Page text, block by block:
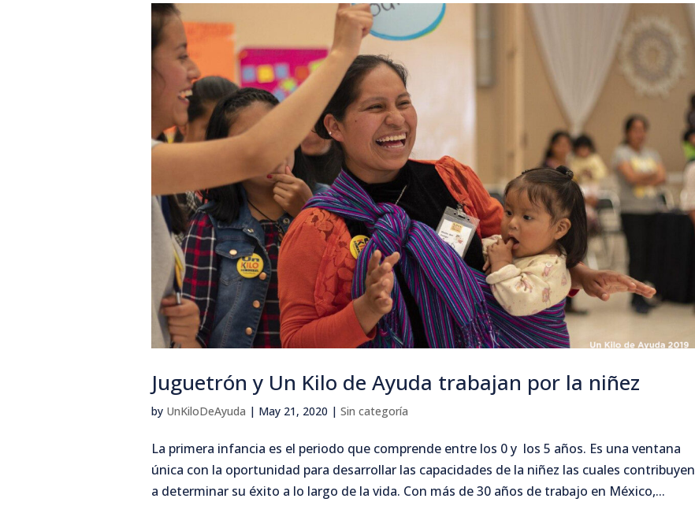
Juguetrón y Un Kilo de Ayuda trabajan por la niñez
by UnKiloDeAyuda | May 21, 2020 | Sin categoría
La primera infancia es el periodo que comprende entre los 0 y los 5 años. Es una ventana
única con la oportunidad para desarrollar las capacidades de la niñez las cuales contribuyen
a determinar su éxito a lo largo de la vida. Con más de 30 años de trabajo en México,...